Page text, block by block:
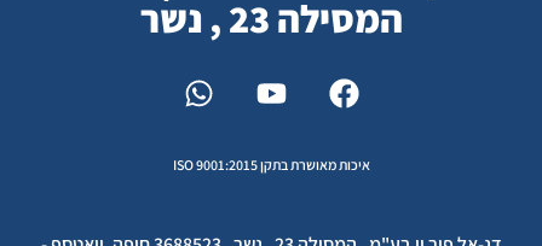
המסילה 23 , נשר
איכות מאושרת בתקן ISO 9001:2015